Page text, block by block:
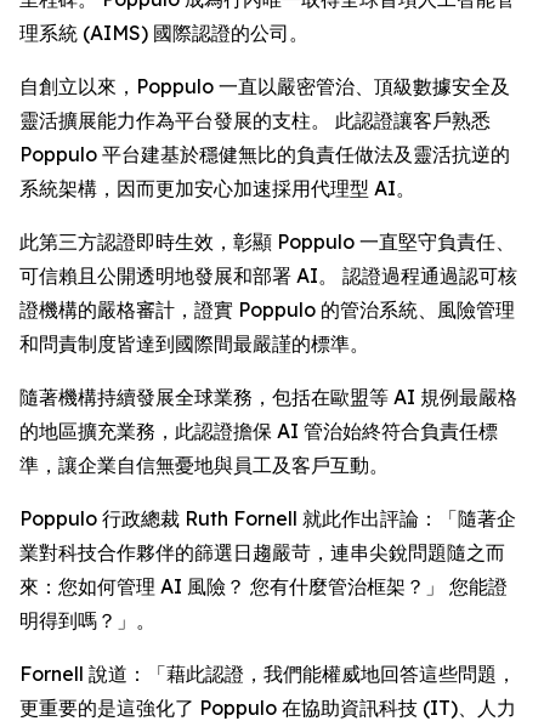
理系統 (AIMS) 國際認證的公司。
自創立以來，Poppulo 一直以嚴密管治、頂級數據安全及
靈活擴展能力作為平台發展的支柱。 此認證讓客戶熟悉
Poppulo 平台建基於穩健無比的負責任做法及靈活抗逆的
系統架構，因而更加安心加速採用代理型 AI。
此第三方認證即時生效，彰顯 Poppulo 一直堅守負責任、
可信賴且公開透明地發展和部署 AI。 認證過程通過認可核
證機構的嚴格審計，證實 Poppulo 的管治系統、風險管理
和問責制度皆達到國際間最嚴謹的標準。
隨著機構持續發展全球業務，包括在歐盟等 AI 規例最嚴格
的地區擴充業務，此認證擔保 AI 管治始終符合負責任標
準，讓企業自信無憂地與員工及客戶互動。
Poppulo 行政總裁 Ruth Fornell 就此作出評論：「隨著企
業對科技合作夥伴的篩選日趨嚴苛，連串尖銳問題隨之而
來：您如何管理 AI 風險？ 您有什麼管治框架？」 您能證
明得到嗎？」。
Fornell 說道：「藉此認證，我們能權威地回答這些問題，
更重要的是這強化了 Poppulo 在協助資訊科技 (IT)、人力